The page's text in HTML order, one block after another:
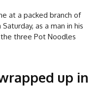
at a packed branch of
as a man in his
three Pot Noodles
up in